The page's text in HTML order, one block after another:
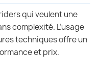
qui veulent une
complexité. L’usage
techniques offre un
et prix.